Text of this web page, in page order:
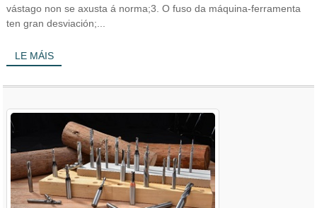
vástago non se axusta á norma;3. O fuso da máquina-ferramenta
ten gran desviación;...
LE MÁIS